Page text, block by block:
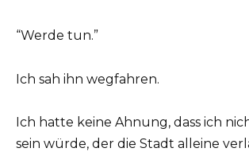
“Werde tun.”
Ich sah ihn wegfahren.
Ich hatte keine Ahnung, dass ich
sein würde, der die Stadt alleine